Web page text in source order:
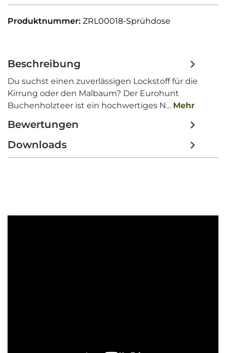
Produktnummer: ZRL00018-Sprühdose
Beschreibung
Du suchst einen zuverlässigen Lockstoff für die
Kirrung oder den Malbaum? Der Eurohunt
Buchenholzteer ist ein hochwertiges N… Mehr
Bewertungen
Downloads